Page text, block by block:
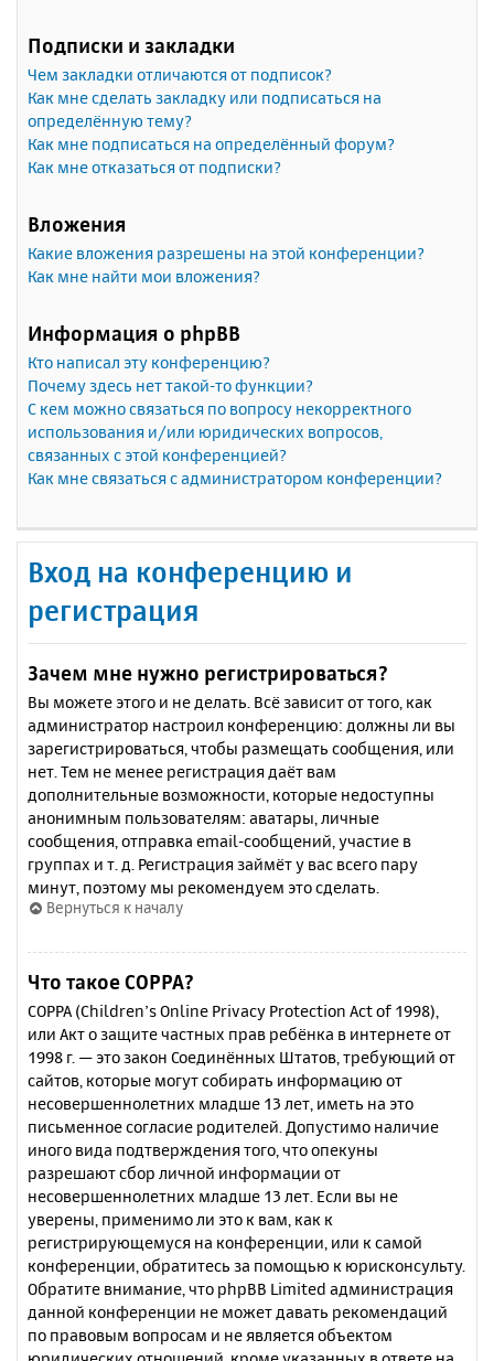
Подписки и закладки
Чем закладки отличаются от подписок?
Как мне сделать закладку или подписаться на
определённую тему?
Как мне подписаться на определённый форум?
Как мне отказаться от подписки?
Вложения
Какие вложения разрешены на этой конференции?
Как мне найти мои вложения?
Информация о phpBB
Кто написал эту конференцию?
Почему здесь нет такой-то функции?
С кем можно связаться по вопросу некорректного
использования и/или юридических вопросов,
связанных с этой конференцией?
Как мне связаться с администратором конференции?
Вход на конференцию и
регистрация
Зачем мне нужно регистрироваться?
Вы можете этого и не делать. Всё зависит от того, как
администратор настроил конференцию: должны ли вы
зарегистрироваться, чтобы размещать сообщения, или
нет. Тем не менее регистрация даёт вам
дополнительные возможности, которые недоступны
анонимным пользователям: аватары, личные
сообщения, отправка email-сообщений, участие в
группах и т. д. Регистрация займёт у вас всего пару
минут, поэтому мы рекомендуем это сделать.
Вернуться к началу
Что такое COPPA?
COPPA (Children’s Online Privacy Protection Act of 1998),
или Акт о защите частных прав ребёнка в интернете от
1998 г. — это закон Соединённых Штатов, требующий от
сайтов, которые могут собирать информацию от
несовершеннолетних младше 13 лет, иметь на это
письменное согласие родителей. Допустимо наличие
иного вида подтверждения того, что опекуны
разрешают сбор личной информации от
несовершеннолетних младше 13 лет. Если вы не
уверены, применимо ли это к вам, как к
регистрирующемуся на конференции, или к самой
конференции, обратитесь за помощью к юрисконсульту.
Обратите внимание, что phpBB Limited администрация
данной конференции не может давать рекомендаций
по правовым вопросам и не является объектом